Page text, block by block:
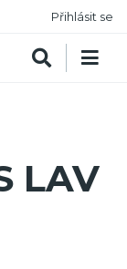
Přihlásit se
LAV